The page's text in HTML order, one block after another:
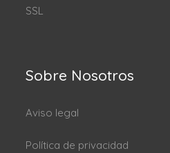
SSL
Sobre Nosotros
Aviso legal
Política de privacidad